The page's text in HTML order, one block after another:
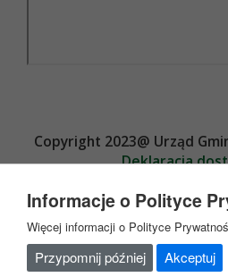
Copyright 2023@ Urząd
Deklaracja
Informacje o Polityce
Więcej informacji o Polityce
Przypomnij później Akceptuj